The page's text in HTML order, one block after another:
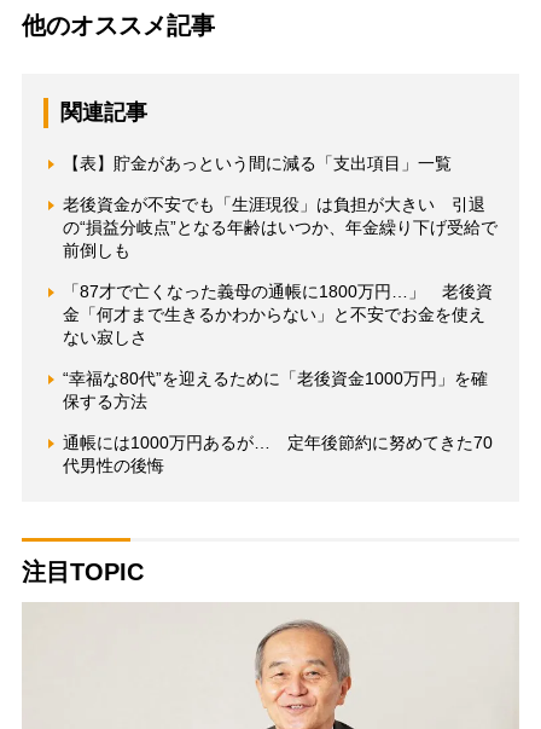
他のオススメ記事
関連記事
【表】貯金があっという間に減る「支出項目」一覧
老後資金が不安でも「生涯現役」は負担が大きい 引退
の“損益分岐点”となる年齢はいつか、年金繰り下げ受給で
前倒しも
「87才で亡くなった義母の通帳に1800万円…」 老後資
金「何才まで生きるかわからない」と不安でお金を使え
ない寂しさ
“幸福な80代”を迎えるために「老後資金1000万円」を確
保する方法
通帳には1000万円あるが… 定年後節約に努めてきた70
代男性の後悔
注目TOPIC